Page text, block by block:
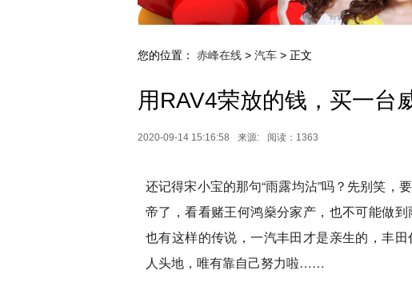
您的位置： 赤峰在线 > 汽车 > 正文
用RAV4荣放的钱，买一台
2020-09-14 15:16:58 来源: 阅读：1363
还记得宋小宝的那句“雨露均沾”吗？先别笑，
帝了，看看赌王何鸿燊分家产，也不可能做
也有这样的传说，一汽丰田才是亲生的，丰
人头地，唯有靠自己努力啦……